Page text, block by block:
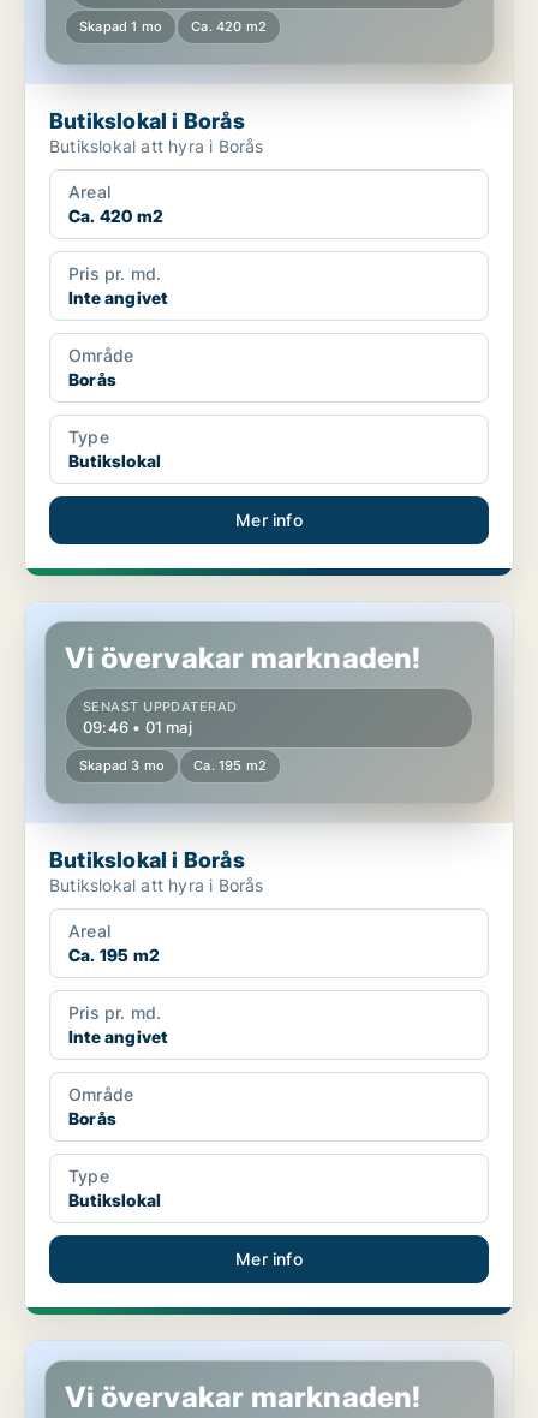
Skapad 1 mo Ca. 420 m2
Butikslokal i Borås
Butikslokal att hyra i Borås
Areal
Ca. 420 m2
Pris pr. md.
Inte angivet
Område
Borås
Type
Butikslokal
Mer info
Butikslokal i Borås
Vi övervakar marknaden!
SENAST UPPDATERAD
09:46 • 01 maj
Skapad 3 mo Ca. 195 m2
Butikslokal i Borås
Butikslokal att hyra i Borås
Areal
Ca. 195 m2
Pris pr. md.
Inte angivet
Område
Borås
Type
Butikslokal
Mer info
Butikslokal i Borås
Vi övervakar marknaden!